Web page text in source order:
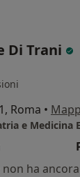
Di Trani
Roma •
e Medicina